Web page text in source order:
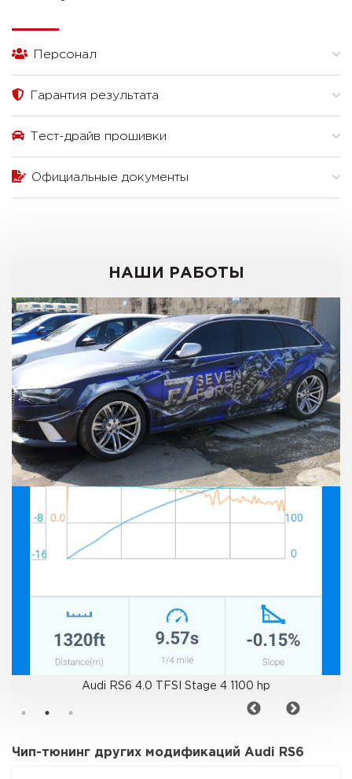
Персонал
Гарантия результата
Тест-драйв прошивки
Официальные документы
НАШИ РАБОТЫ
Audi RS6 4.0 TFSI Stage 4 1100 hp
Чип-тюнинг других модификаций Audi RS6